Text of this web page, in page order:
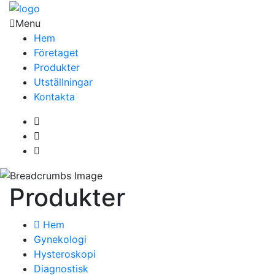
Menu
Hem
Företaget
Produkter
Utställningar
Kontakta
Produkter
Hem
Gynekologi
Hysteroskopi
Diagnostisk